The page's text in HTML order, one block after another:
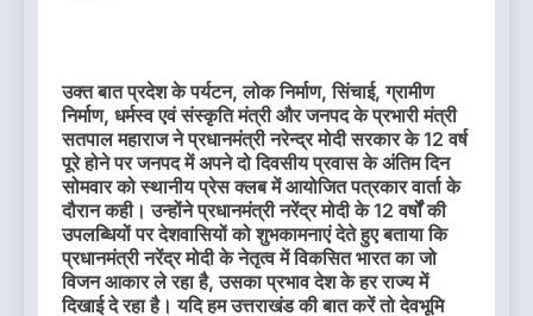
उक्त बात प्रदेश के पर्यटन, लोक निर्माण, सिंचाई, ग्रामीण
निर्माण, धर्मस्व एवं संस्कृति मंत्री और जनपद के प्रभारी मंत्री
सतपाल महाराज ने प्रधानमंत्री नरेन्द्र मोदी सरकार के 12 वर्ष
पूरे होने पर जनपद में अपने दो दिवसीय प्रवास के अंतिम दिन
सोमवार को स्थानीय प्रेस क्लब में आयोजित पत्रकार वार्ता के
दौरान कही। उन्होंने प्रधानमंत्री नरेंद्र मोदी के 12 वर्षों की
उपलब्धियों पर देशवासियों को शुभकामनाएं देते हुए बताया कि
प्रधानमंत्री नरेंद्र मोदी के नेतृत्व में विकसित भारत का जो
विजन आकार ले रहा है, उसका प्रभाव देश के हर राज्य में
दिखाई दे रहा है। यदि हम उत्तराखंड की बात करें तो देवभूमि